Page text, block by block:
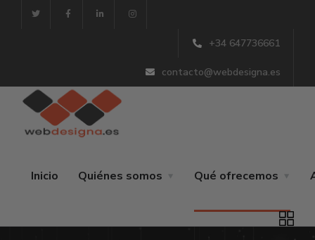
+34 647736661
contacto@webdesigna.es
Inicio Quiénes somos Qué ofrecemos